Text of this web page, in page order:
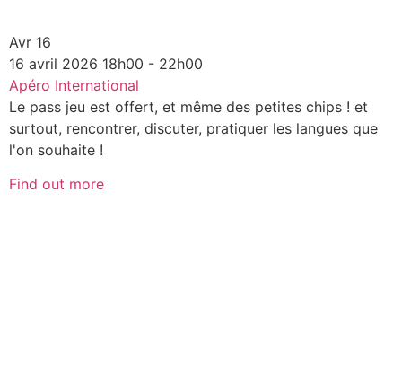
Avr 16
16 avril 2026 18h00 - 22h00
Apéro International
Le pass jeu est offert, et même des petites chips ! et
surtout, rencontrer, discuter, pratiquer les langues que
l'on souhaite !
Find out more